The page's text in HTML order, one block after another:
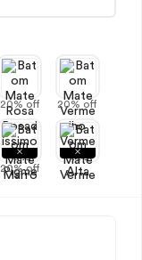
20% off 20% off
20% off